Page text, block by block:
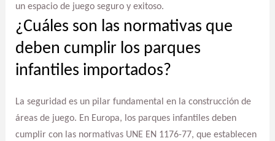
un espacio de juego seguro y exitoso.
¿Cuáles son las normativas que
deben cumplir los parques
infantiles importados?
La seguridad es un pilar fundamental en la construcción de
áreas de juego. En Europa, los parques infantiles deben
cumplir con las normativas UNE EN 1176-77, que establecen